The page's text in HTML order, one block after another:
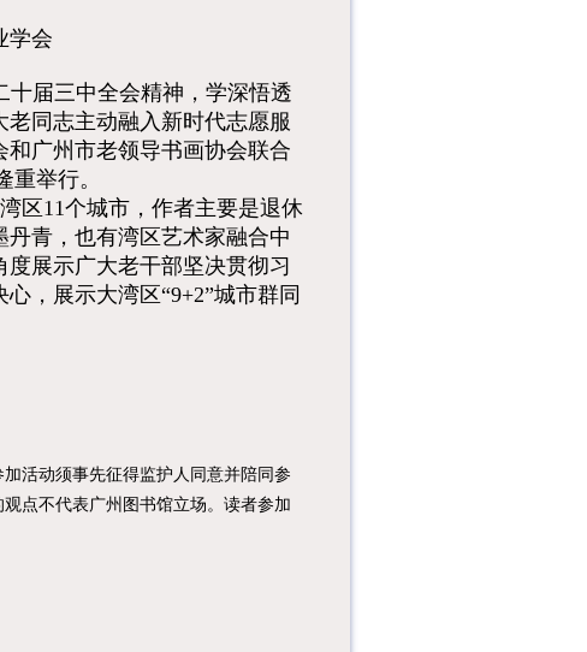
学会
届三中全会精神，学深悟透
同志主动融入新时代志愿服
广州市老领导书画协会联合
举行。
区11个城市，作者主要是退休
青，也有湾区艺术家融合中
展示广大老干部坚决贯彻习
，展示大湾区“9+2”城市群同
活动须事先征得监护人同意并陪同参
点不代表广州图书馆立场。读者参加